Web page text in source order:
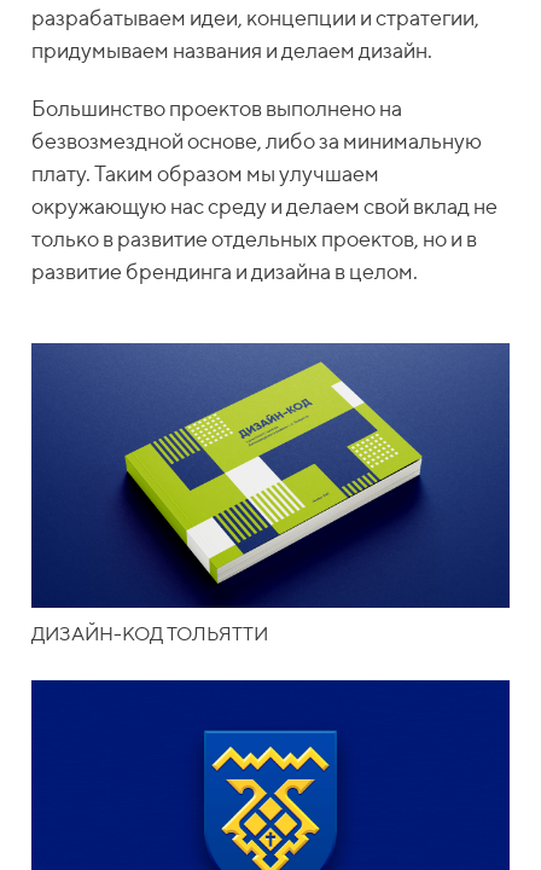
разрабатываем идеи, концепции и стратегии,
придумываем названия и делаем дизайн.
Большинство проектов выполнено на
безвозмездной основе, либо за минимальную
плату. Таким образом мы улучшаем
окружающую нас среду и делаем свой вклад не
только в развитие отдельных проектов, но и в
развитие брендинга и дизайна в целом.
ДИЗАЙН-КОД ТОЛЬЯТТИ